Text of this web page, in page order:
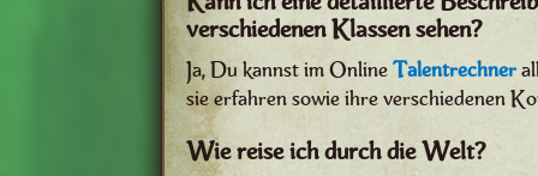
verschiedenen Klassen sehen?
Ja, Du kannst im OnlineTalentrechner
sie erfahren sowie ihre verschiedenen
Wie reise ich durch die Welt?